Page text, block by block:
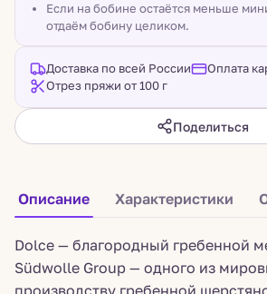
Если на бобине остаётся меньше
отдаём бобину целиком.
Доставка по всей России
Оплата
Отрез пряжи от 100 г
Поделиться
Описание Характеристики
Dolce — благородный гребенной
Südwolle Group — одного из